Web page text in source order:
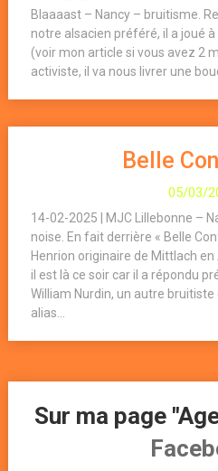
Blaaaast – Nancy – bruitisme.
notre alsacien préféré, il a joué
(voir mon article si vous avez 2
activiste, il va nous livrer une
Belle
05/03/
14-02-2025 | MJC Lillebonne –
noise. En fait derrière « Belle
Henrion originaire de Mittlach
il est là ce soir car il a répondu
William Nurdin, un autre
alias...
Sur ma page